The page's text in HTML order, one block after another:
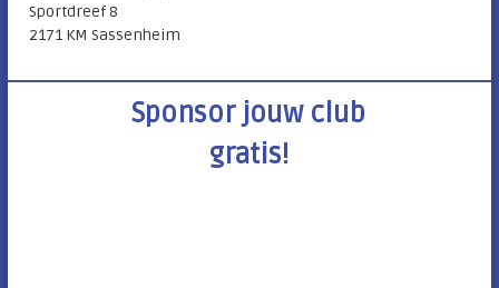
Sportdreef 8
2171 KM Sassenheim
Sponsor jouw club
gratis!